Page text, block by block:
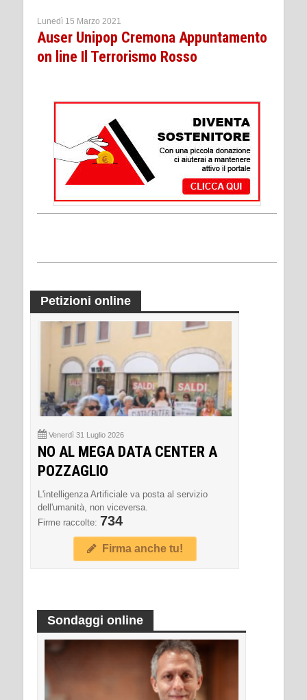
Lunedì 15 Marzo 2021
Auser Unipop Cremona Appuntamento
on line Il Terrorismo Rosso
Petizioni online
Venerdì 31 Luglio 2026
NO AL MEGA DATA CENTER A
POZZAGLIO
L'intelligenza Artificiale va posta al servizio
dell'umanità, non viceversa.
Firme raccolte: 734
Firma anche tu!
Sondaggi online